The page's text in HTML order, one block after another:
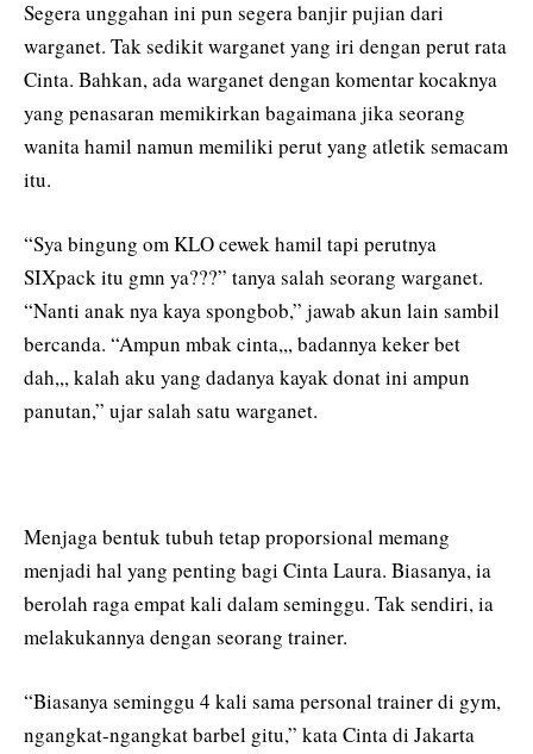
Segera unggahan ini pun segera banjir pujian dari
warganet. Tak sedikit warganet yang iri dengan perut rata
Cinta. Bahkan, ada warganet dengan komentar kocaknya
yang penasaran memikirkan bagaimana jika seorang
wanita hamil namun memiliki perut yang atletik semacam
itu.
“Sya bingung om KLO cewek hamil tapi perutnya
SIXpack itu gmn ya???” tanya salah seorang warganet.
“Nanti anak nya kaya spongbob,” jawab akun lain sambil
bercanda. “Ampun mbak cinta,,, badannya keker bet
dah,,, kalah aku yang dadanya kayak donat ini ampun
panutan,” ujar salah satu warganet.
Menjaga bentuk tubuh tetap proporsional memang
menjadi hal yang penting bagi Cinta Laura. Biasanya, ia
berolah raga empat kali dalam seminggu. Tak sendiri, ia
melakukannya dengan seorang trainer.
“Biasanya seminggu 4 kali sama personal trainer di gym,
ngangkat-ngangkat barbel gitu,” kata Cinta di Jakarta